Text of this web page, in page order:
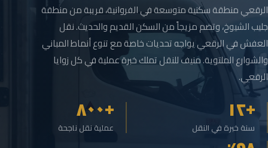
الرقعي منطقة سكنية متوسعة في الفروانية، قريبة من منطقة
جليب الشيوخ، وتضم مزيجاً من السكن القديم والحديث. نقل
العفش في الرقعي يواجه تحديات خاصة مع تنوع أنماط المباني
والشوارع الملتوية. منيف للنقل تملك خبرة عملية في كل زوايا
الرقعي.
+١٢
سنة خبرة في النقل
+٨٠٠
عملية نقل ناجحة